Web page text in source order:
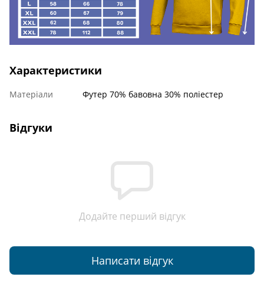
Характеристики
Матеріали Футер 70% бавовна 30% поліестер
Відгуки
Додайте перший відгук
Написати відгук